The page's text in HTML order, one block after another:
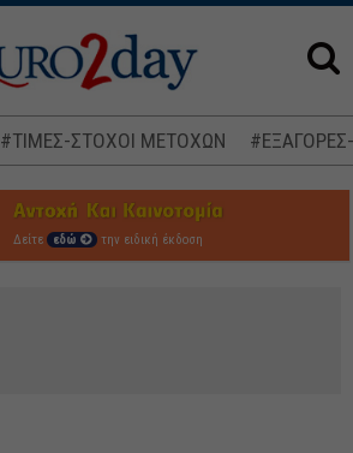
#ΤΙΜΕΣ-ΣΤΟΧΟΙ ΜΕΤΟΧΩΝ
Δείτε εδώ την ειδική έκδοση